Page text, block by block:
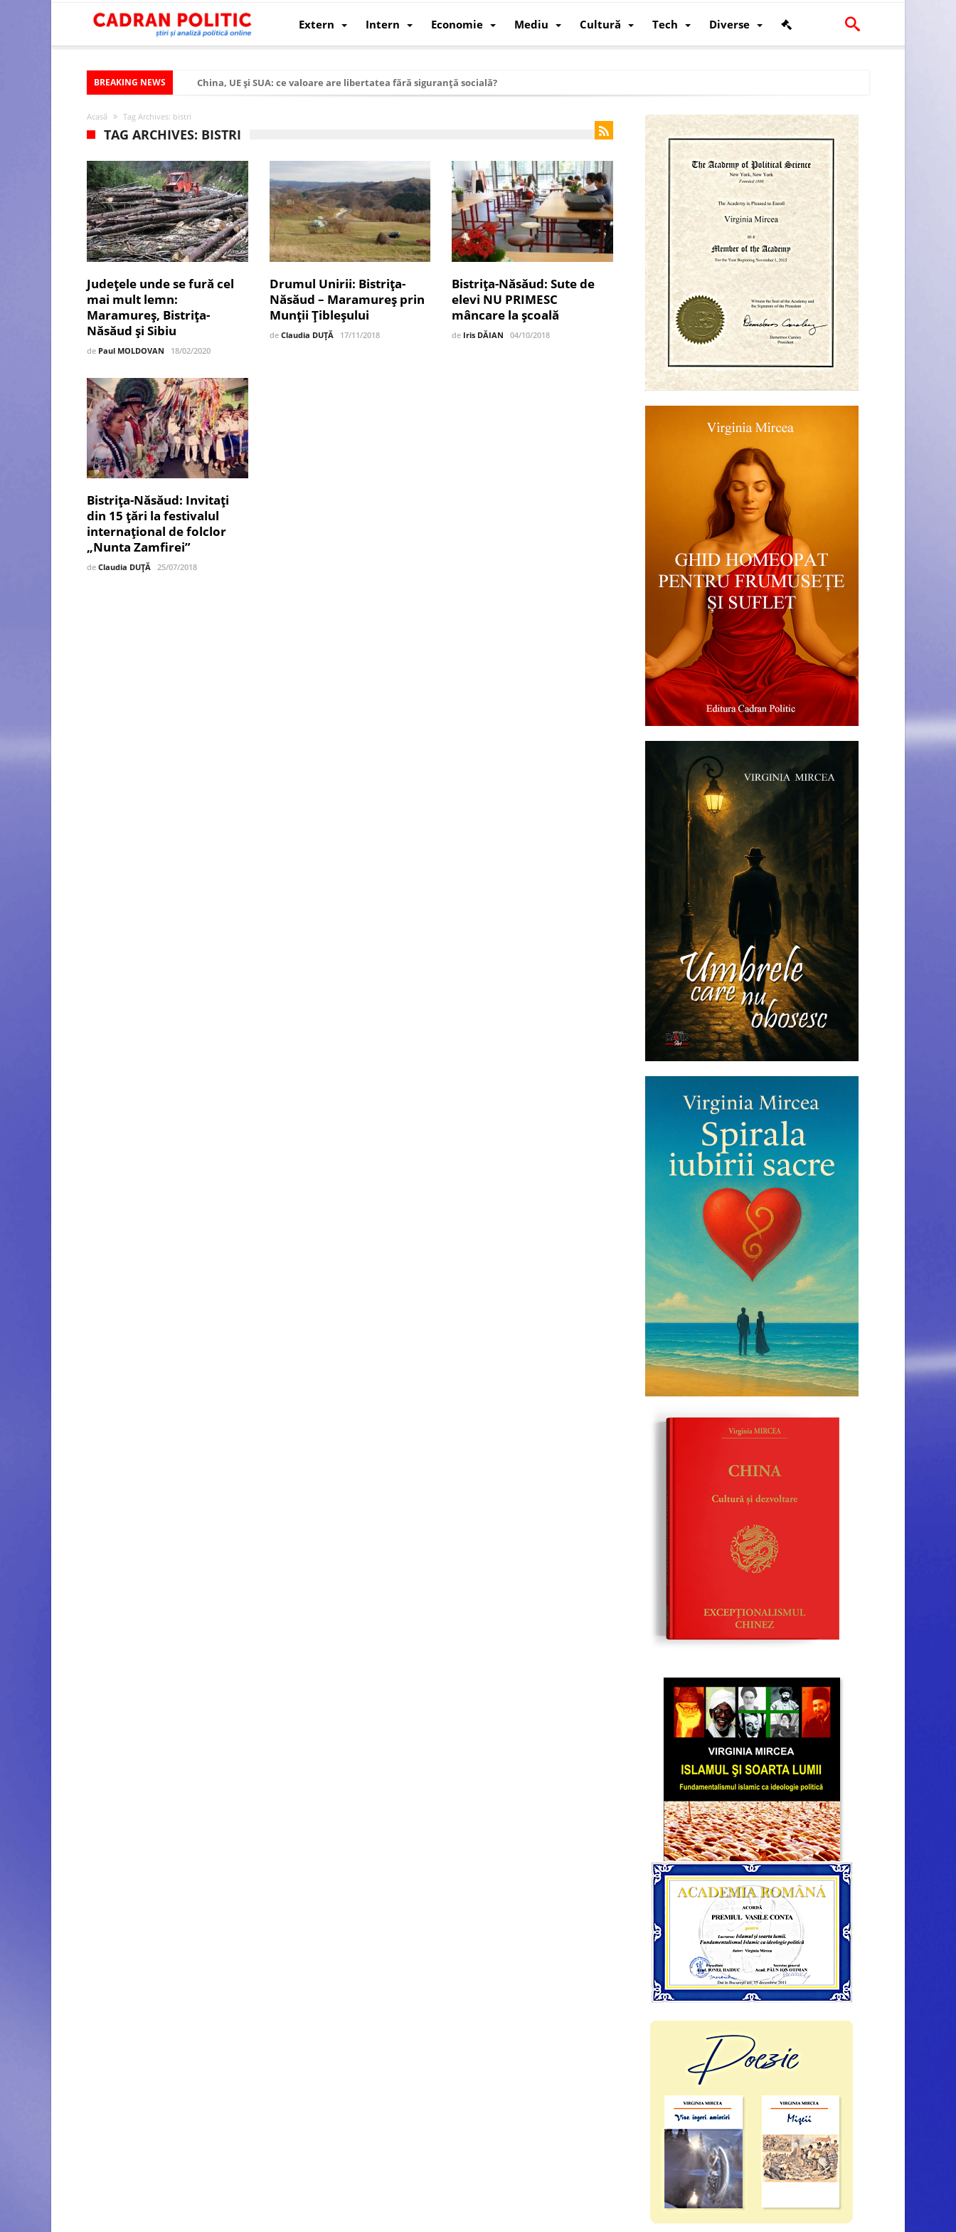
Extern Intern Economie Mediu Cultură Tech Diverse
BREAKING NEWS
China, UE și SUA: ce valoare are libertatea fără siguranță socială?
Modelul economic al SUA: cum au devenit cea mai mare economie a lumii
Modelul economic al Rusiei: de ce rezistă?
Occidentul obosit și Estul care revine: o realitate pe care România o simte, nu o spune
Viitorul României în Uniunea Europeană. Ce ne așteaptă? – O analiză structurală a demografiei, fiscalității și poziției României în U.E.
România – ROExit pentru a supraviețui ca țară
Controlul minții prin nanoparticule
Huawei dezvoltă un nou cip AI pentru a înlocui Nvidia
Acasă Tag Archives: bistri
TAG ARCHIVES: BISTRI
Judeţele unde se fură cel
mai mult lemn:
Maramureș, Bistrița-
Năsăud și Sibiu
de Paul MOLDOVAN 18/02/2020
Drumul Unirii: Bistriţa-
Năsăud – Maramureş prin
Munţii Ţibleşului
de Claudia DUȚĂ 17/11/2018
Bistrița-Năsăud: Sute de
elevi NU PRIMESC
mâncare la școală
de Iris DĂIAN 04/10/2018
Bistrița-Năsăud: Invitați
din 15 țări la festivalul
internaţional de folclor
„Nunta Zamfirei”
de Claudia DUȚĂ 25/07/2018